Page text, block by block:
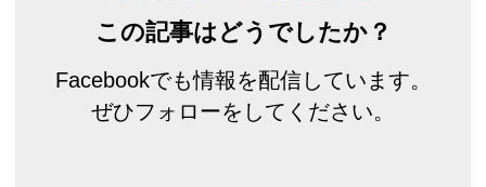
この記事はどうでしたか？
Facebookでも情報を配信しています。
ぜひフォローをしてください。